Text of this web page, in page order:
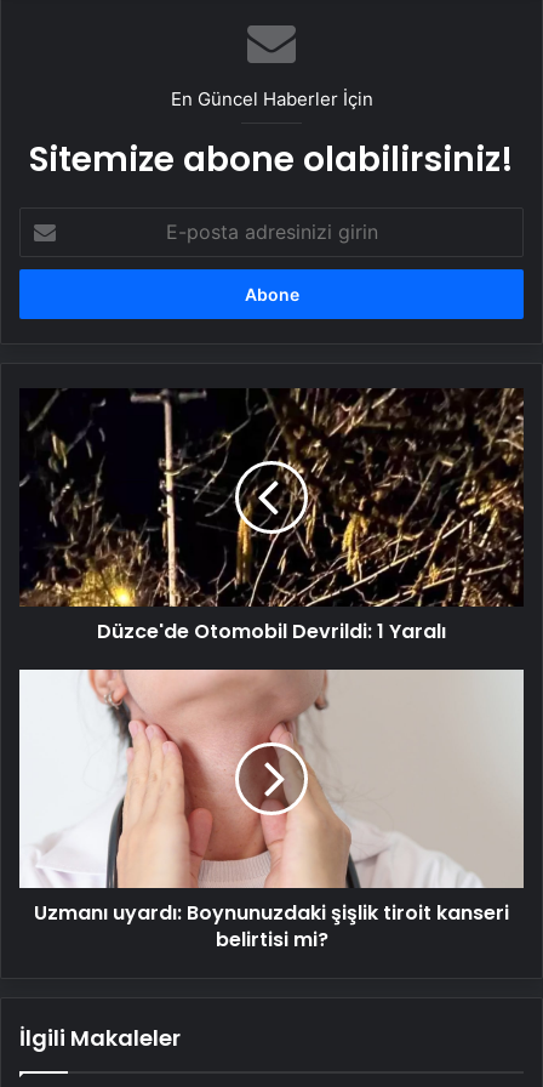
Sağlık Bakanlığı 81 ilde vatandaşların
vücut kitle indeksini ölçecek
En Güncel Haberler İçin
Sitemize abone olabilirsiniz!
posta
adresinizi
Düzce'de
Otomobil
Devrildi:
1
Yaralı
Düzce'de Otomobil Devrildi: 1 Yaralı
Boynunuzdaki
belirtisi
mi?
Uzmanı uyardı: Boynunuzdaki şişlik tiroit kanseri
belirtisi mi?
İlgili Makaleler